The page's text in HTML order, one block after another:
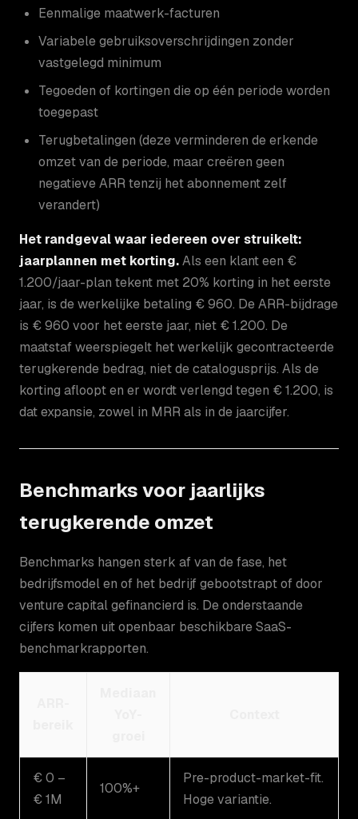
Eenmalige maatwerk-facturen
Variabele gebruiksoverschrijdingen zonder
vastgelegd minimum
Tegoeden of kortingen die op één periode worden
toegepast
Terugbetalingen (deze verminderen de erkende
omzet van de periode, maar creëren geen
negatieve ARR tenzij het abonnement zelf
verandert)
Het randgeval waar iedereen over struikelt:
jaarplannen met korting.Als een klant een €
1.200/jaar-plan tekent met 20% korting in het eerste
jaar, is de werkelijke betaling € 960. De ARR-bijdrage
is € 960 voor het eerste jaar, niet € 1.200. De
maatstaf weerspiegelt het werkelijk gecontracteerde
terugkerende bedrag, niet de catalogusprijs. Als de
korting afloopt en er wordt verlengd tegen € 1.200, is
dat expansie, zowel in MRR als in de jaarcijfer.
Benchmarks voor jaarlijks
terugkerende omzet
Benchmarks hangen sterk af van de fase, het
bedrijfsmodel en of het bedrijf gebootstrapt of door
venture capital gefinancierd is. De onderstaande
cijfers komen uit openbaar beschikbare SaaS-
benchmarkrapporten.
€ 0 –
€ 1M
100%+
Pre-product-market-fit.
Hoge variantie.